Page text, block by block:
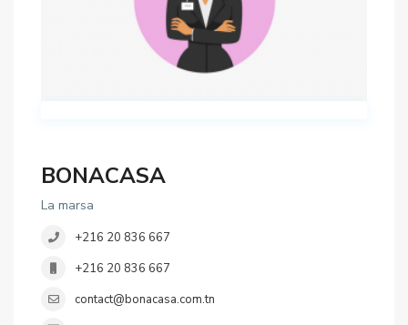
BONACASA
La marsa
+216 20 836 667
+216 20 836 667
contact@bonacasa.com.tn